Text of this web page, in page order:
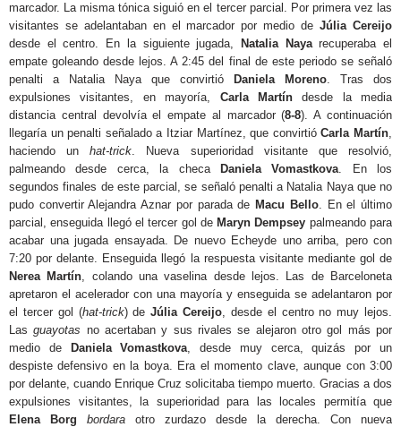
marcador. La misma tónica siguió en el tercer parcial. Por primera vez las
visitantes se adelantaban en el marcador por medio deJúlia Cereijo
desde el centro. En la siguiente jugada,
Natalia Nayarecuperaba el
empate goleando desde lejos. A 2:45 del final de este periodo se señaló
penalti a Natalia Naya que convirtió
Daniela Moreno. Tras dos
expulsiones visitantes, en mayoría, Carla Martíndesde la media
distancia central devolvía el empate al marcador (8-8). A continuación
llegaría un penalti señalado a Itziar Martínez, que convirtióCarla Martín,
haciendo unhat-trick. Nueva superioridad visitante que resolvió,
palmeando desde cerca, la checa
Daniela Vomastkova. En los
segundos finales de este parcial, se señaló penalti a Natalia Naya que no
pudo convertir Alejandra Aznar por parada de Macu Bello. En el último
parcial, enseguida llegó el tercer gol de Maryn Dempsey palmeando para
acabar una jugada ensayada. De nuevo Echeyde uno arriba, pero con
7:20 por delante. Enseguida llegó la respuesta visitante mediante gol de
Nerea Martín, colando una vaselina desde lejos. Las de Barceloneta
apretaron el acelerador con una mayoría y enseguida se adelantaron por
el tercer gol (hat-trick) deJúlia Cereijo, desde el centro no muy lejos.
Lasguayotas no acertaban y sus rivales se alejaron otro gol más por
medio de
Daniela Vomastkova, desde muy cerca, quizás por un
despiste defensivo en la boya. Era el momento clave, aunque con 3:00
por delante, cuando Enrique Cruz solicitaba tiempo muerto. Gracias a dos
expulsiones visitantes, la superioridad para las locales permitía que
Elena Borg
bordara otro zurdazo desde la derecha. Con nueva